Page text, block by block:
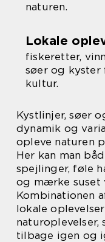
naturen.
Lokale
fiskeretter,
søer og kyster
kultur.
Kystlinjer, søer
dynamik og
opleve naturen
Her kan man
spejlinger, føle
og mærke suset
Kombinationen
lokale
naturoplevelser,
tilbage igen og